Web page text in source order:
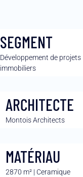
SEGMENT
Développement de projets
immobiliers
ARCHITECTE
Montois Architects
MATÉRIAU
2870 m² | Ceramique